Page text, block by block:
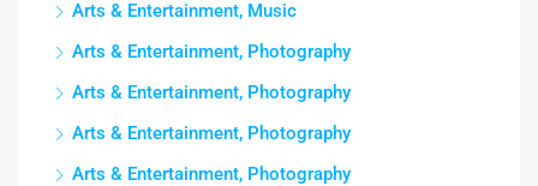
Arts & Entertainment, Music
Arts & Entertainment, Photography
Arts & Entertainment, Photography
Arts & Entertainment, Photography
Arts & Entertainment, Photography